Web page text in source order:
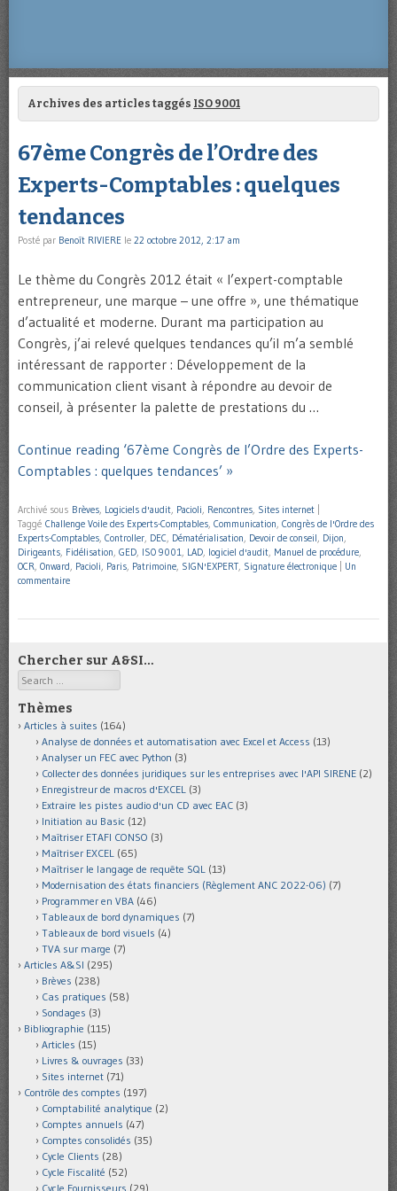
Archives des articles taggés ISO 9001
67ème Congrès de l’Ordre des
Experts-Comptables : quelques
tendances
Posté par Benoît RIVIERE le 22 octobre 2012, 2:17 am
Le thème du Congrès 2012 était « l’expert-comptable
entrepreneur, une marque – une offre », une thématique
d’actualité et moderne. Durant ma participation au
Congrès, j’ai relevé quelques tendances qu’il m’a semblé
intéressant de rapporter : Développement de la
communication client visant à répondre au devoir de
conseil, à présenter la palette de prestations du …
Continue reading ‘67ème Congrès de l’Ordre des Experts-
Comptables : quelques tendances’ »
Archivé sous Brèves, Logiciels d'audit, Pacioli, Rencontres, Sites internet
Taggé Challenge Voile des Experts-Comptables, Communication, Congrès de l'Ordre des
Experts-Comptables, Controller, DEC, Dématérialisation, Devoir de conseil, Dijon,
Dirigeants, Fidélisation, GED, ISO 9001, LAD, logiciel d'audit, Manuel de procédure,
OCR, Onward, Pacioli, Paris, Patrimoine, SIGN'EXPERT, Signature électronique
Un
commentaire
Chercher sur A&SI…
Search
Thèmes
Articles à suites (164)
Analyse de données et automatisation avec Excel et Access (13)
Analyser un FEC avec Python (3)
Collecter des données juridiques sur les entreprises avec l'API SIRENE (2)
Enregistreur de macros d'EXCEL (3)
Extraire les pistes audio d'un CD avec EAC (3)
Initiation au Basic (12)
Maîtriser ETAFI CONSO (3)
Maîtriser EXCEL (65)
Maîtriser le langage de requête SQL (13)
Modernisation des états financiers (Règlement ANC 2022-06) (7)
Programmer en VBA (46)
Tableaux de bord dynamiques (7)
Tableaux de bord visuels (4)
TVA sur marge (7)
Articles A&SI (295)
Brèves (238)
Cas pratiques (58)
Sondages (3)
Bibliographie (115)
Articles (15)
Livres & ouvrages (33)
Sites internet (71)
Contrôle des comptes (197)
Comptabilité analytique (2)
Comptes annuels (47)
Comptes consolidés (35)
Cycle Clients (28)
Cycle Fiscalité (52)
Cycle Fournisseurs (29)